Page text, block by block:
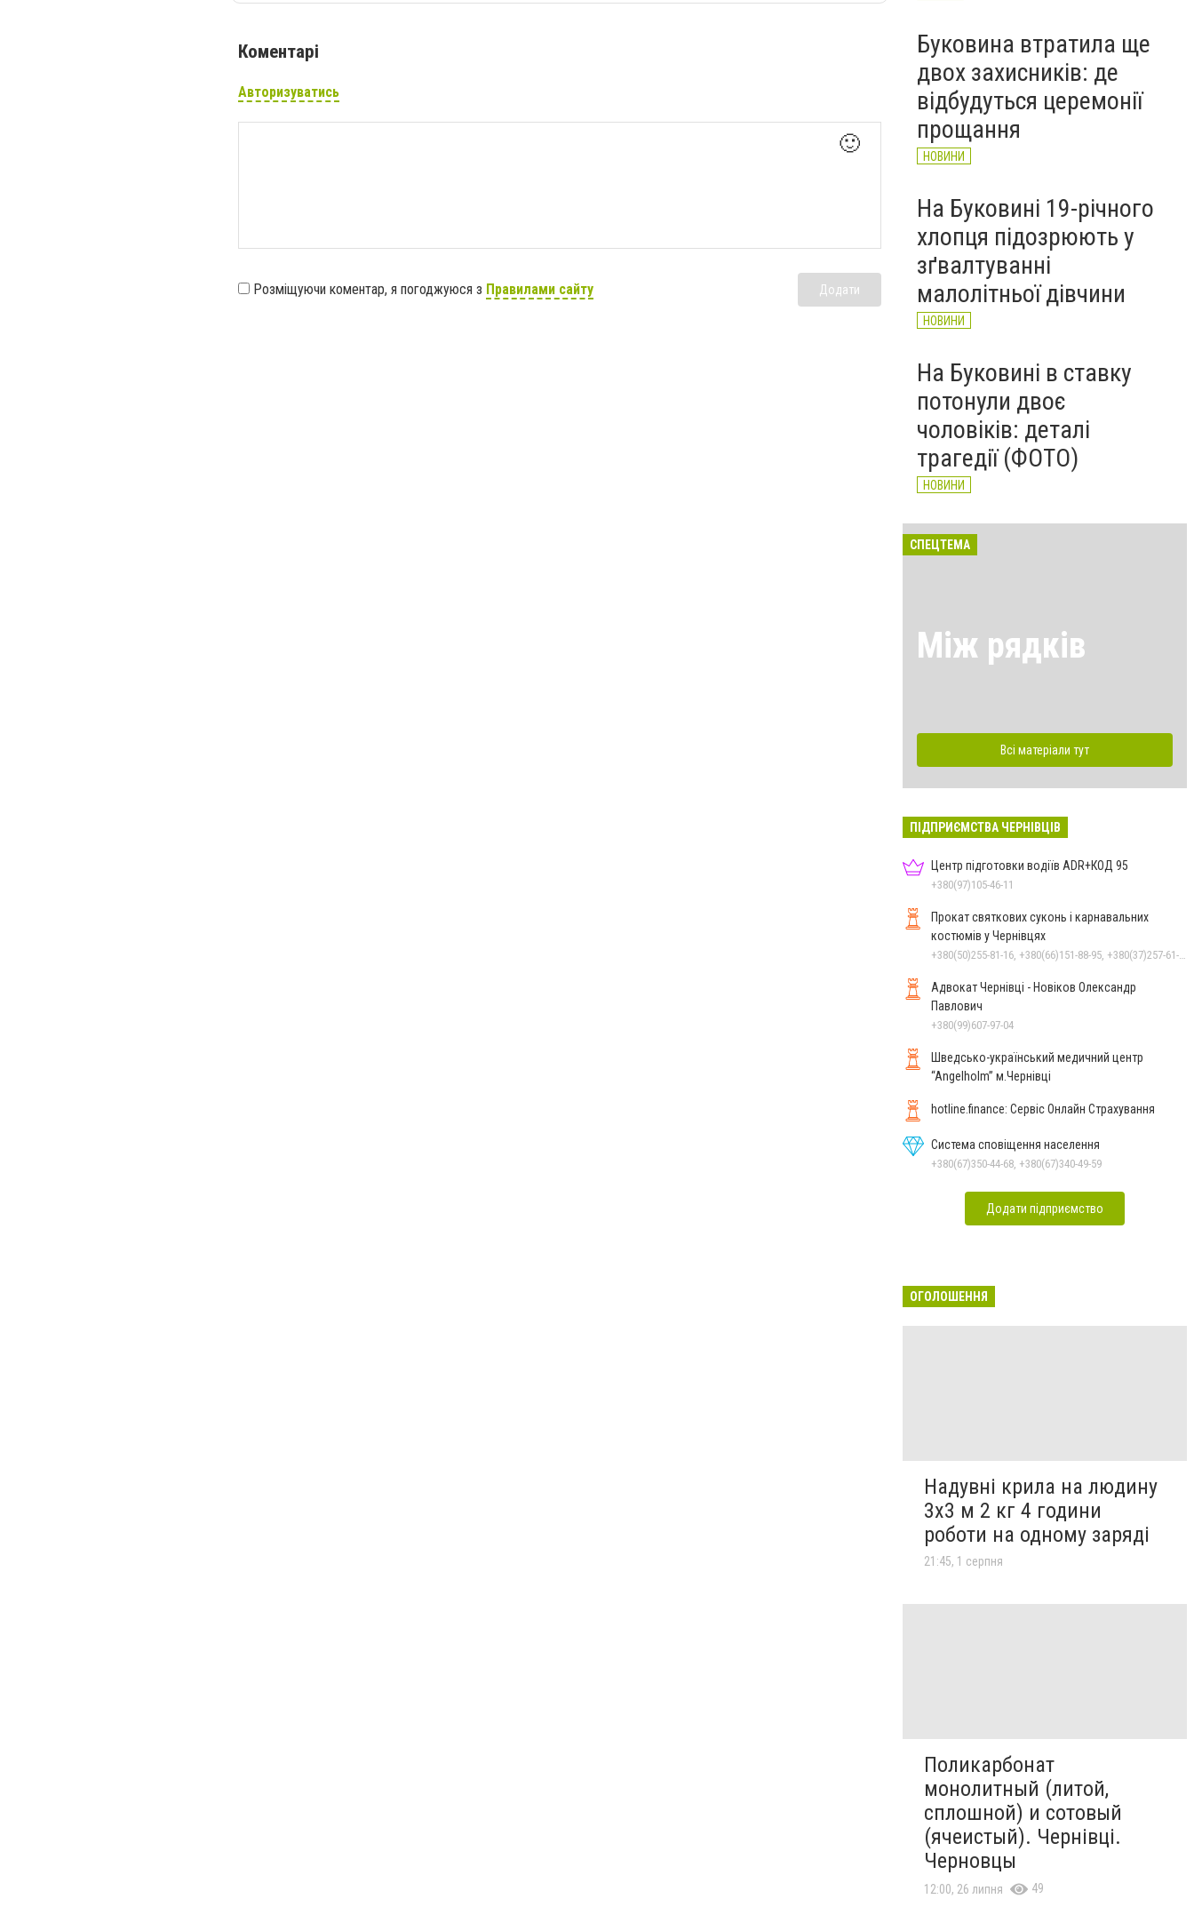
Коментарі
Авторизуватись
🙂
Розміщуючи коментар, я погоджуюся з Правилами сайту Додати
Буковина втратила ще
двох захисників: де
відбудуться церемонії
прощання
НОВИНИ
На Буковині 19-річного
хлопця підозрюють у
зґвалтуванні
малолітньої дівчини
НОВИНИ
На Буковині в ставку
потонули двоє
чоловіків: деталі
трагедії (ФОТО)
НОВИНИ
СПЕЦТЕМА
Між рядків
Всі матеріали тут
ПІДПРИЄМСТВА ЧЕРНІВЦІВ
Центр підготовки водіїв ADR+КОД 95
+380(97)105-46-11
Прокат святкових суконь і карнавальних
костюмів у Чернівцях
Адвокат Чернівці - Новіков Олександр
Павлович
+380(99)607-97-04
Шведсько-український медичний центр
“Angelholm” м.Чернівці
hotline.finance: Сервіс Онлайн Страхування
Система сповіщення населення
+380(67)350-44-68, +380(67)340-49-59
Додати підприємство
ОГОЛОШЕННЯ
Надувні крила на людину
3х3 м 2 кг 4 години
роботи на одному заряді
21:45, 1 серпня
Поликарбонат
монолитный (литой,
сплошной) и сотовый
(ячеистый). Чернівці.
Черновцы
12:00, 26 липня 49